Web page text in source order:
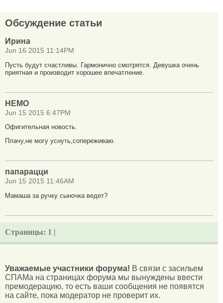
Обсуждение статьи
Ирина
Jun 16 2015 11:14PM
Пусть будут счастливы. Гармонично смотрятся. Девушка очень
приятная и производит хорошее впечатление.
НЕМО
Jun 15 2015 6:47PM
Офигительная новость.
Плачу,не могу уснуть,сопереживаю.
папарацци
Jun 15 2015 11:46AM
Мамаша за ручку сыночка ведет?
Страницы: 1 |
Уважаемые участники форума! В связи с засильем
СПАМа на страницах форума мы вынуждены ввести
премодерацию, то есть ваши сообщения не появятся
на сайте, пока модератор не проверит их.